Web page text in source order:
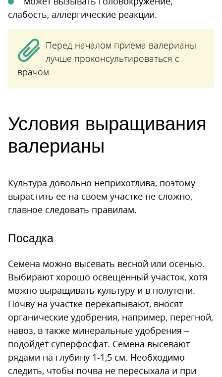
слабость, аллергические реакции.
Перед началом приема валерианы
лучше проконсультироваться с
врачом.
Условия выращивания
валерианы
Культура довольно неприхотлива, поэтому
вырастить ее на своем участке не сложно,
главное следовать правилам.
Посадка
Семена можно высевать весной или осенью.
Выбирают хорошо освещенный участок, хотя
можно выращивать культуру и в полутени.
Почву на участке перекапывают, вносят
органические удобрения, например, перегной,
навоз, в также минеральные удобрения –
подойдет суперфосфат. Семена высевают
рядами на глубину 1-1,5 см. Необходимо
следить, чтобы почва не пересыхала и при